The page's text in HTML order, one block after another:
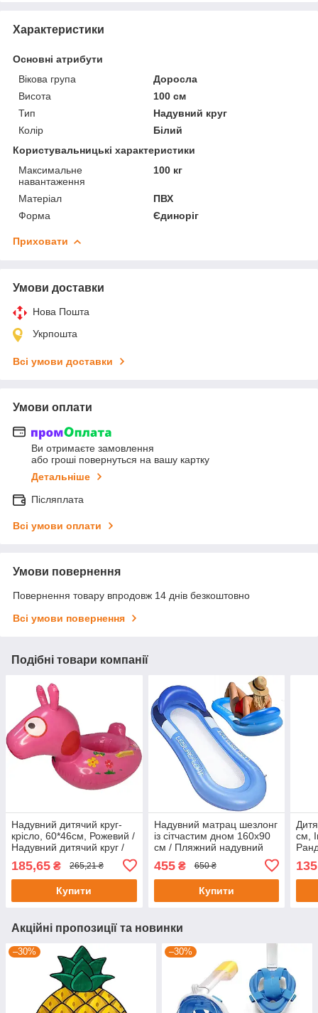
Характеристики
Основні атрибути
Вікова група
Доросла
Висота
100 см
Тип
Надувний круг
Колір
Білий
Користувальницькі характеристики
Максимальне
навантаження
100 кг
Матеріал
ПВХ
Форма
Єдиноріг
Приховати
Умови доставки
Нова Пошта
Укрпошта
Всі умови доставки
Умови оплати
Ви отримаєте замовлення
або гроші повернуться на вашу картку
Детальніше
Післяплата
Всі умови оплати
Умови повернення
Повернення товару впродовж 14 днів безкоштовно
Всі умови повернення
Подібні товари компанії
Надувний дитячий круг-
крісло, 60*46см, Рожевий /
Надувний дитячий круг /
Надувний круг з ручками
185,65 ₴ 265,21 ₴
Купити
Надувний матрац шезлонг
із сітчастим дном 160х90
см / Пляжний надувний
плавання
455₴ 650 ₴
Купити
см,
для
Акційні пропозиції та новинки
–30% –30%